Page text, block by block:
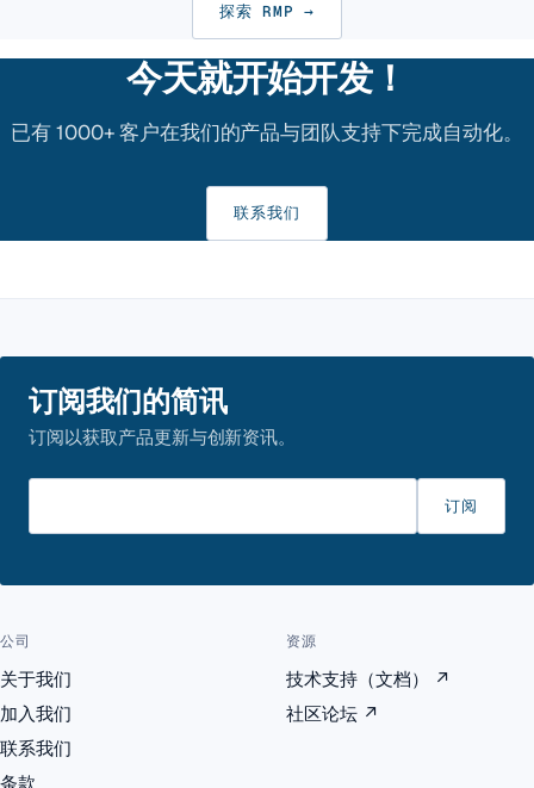
探索 RMP →
今天就开始开发！
已有 1000+ 客户在我们的产品与团队支持下完成自动化。
联系我们
订阅我们的简讯
订阅以获取产品更新与创新资讯。
订阅
公司
关于我们
加入我们
联系我们
条款
资源
技术支持（文档）
↗
社区论坛↗